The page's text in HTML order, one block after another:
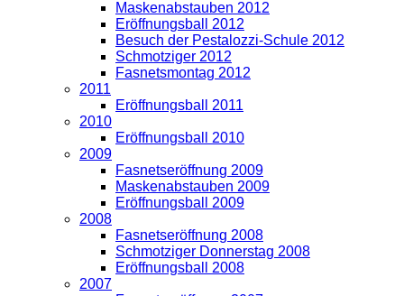
Maskenabstauben 2012
Eröffnungsball 2012
Besuch der Pestalozzi-Schule 2012
Schmotziger 2012
Fasnetsmontag 2012
2011
Eröffnungsball 2011
2010
Eröffnungsball 2010
2009
Fasnetseröffnung 2009
Maskenabstauben 2009
Eröffnungsball 2009
2008
Fasnetseröffnung 2008
Schmotziger Donnerstag 2008
Eröffnungsball 2008
2007